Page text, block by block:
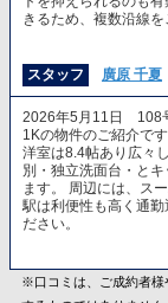
きるため、複数沿線
スタッフ 廣原 千夏
2026年5月11日 108
1Kの物件のご紹介で
洋室は8.4帖あり広々
別・独立洗面台・と
ます。 周辺には、ス
駅は利便性も高く通
ださい。
※口コミは、ご成約者様